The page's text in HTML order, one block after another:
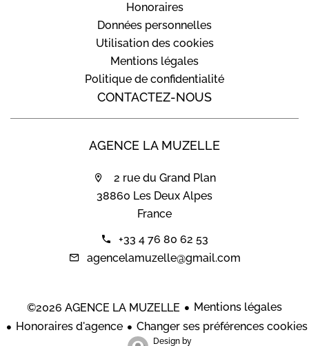
Honoraires
Données personnelles
Utilisation des cookies
Mentions légales
Politique de confidentialité
CONTACTEZ-NOUS
AGENCE LA MUZELLE
2 rue du Grand Plan
38860 Les Deux Alpes
France
+33 4 76 80 62 53
agencelamuzelle@gmail.com
©2026 AGENCE LA MUZELLE
Mentions légales
Honoraires d'agence
Changer ses préférences cookies
Design by